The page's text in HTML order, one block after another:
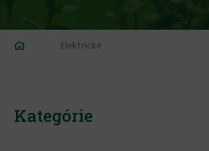
Nachádzate
Elektrické
Kategórie